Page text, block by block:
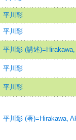
平川彰
平川彰
平川彰 (講述
平川彰
平川彰
平川彰 (著)=Hirakawa,